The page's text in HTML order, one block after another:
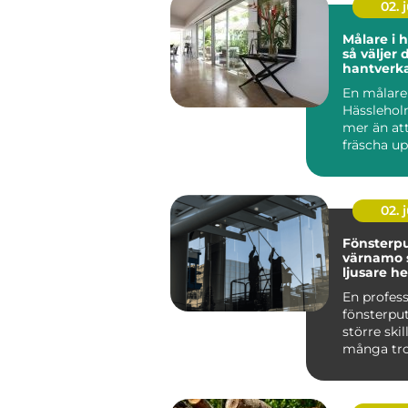
02.
Målare i
så väljer
En
mer än
fräscha
höja
02.
värnamo
ljusare
En
större
många
dagsljus,